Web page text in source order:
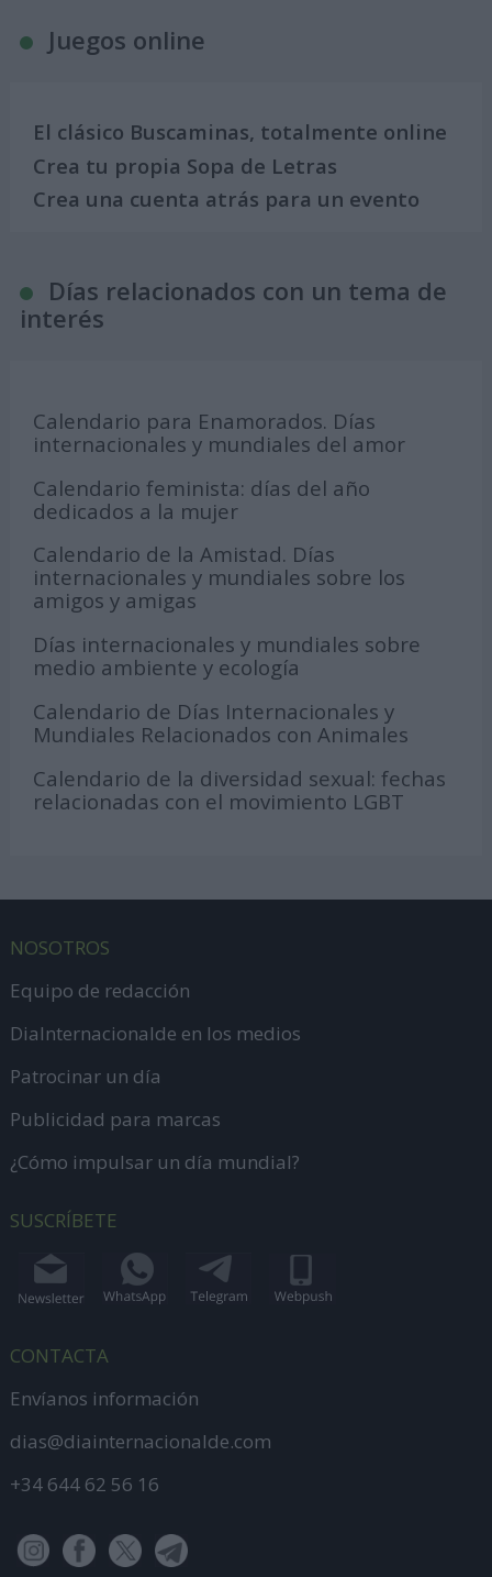
Juegos online
El clásico Buscaminas, totalmente online
Crea tu propia Sopa de Letras
Crea una cuenta atrás para un evento
Días relacionados con un tema de
interés
Calendario para Enamorados. Días
internacionales y mundiales del amor
Calendario feminista: días del año
dedicados a la mujer
Calendario de la Amistad. Días
internacionales y mundiales sobre los
amigos y amigas
Días internacionales y mundiales sobre
medio ambiente y ecología
Calendario de Días Internacionales y
Mundiales Relacionados con Animales
Calendario de la diversidad sexual: fechas
relacionadas con el movimiento LGBT
NOSOTROS
Equipo de redacción
DiaInternacionalde en los medios
Patrocinar un día
Publicidad para marcas
¿Cómo impulsar un día mundial?
SUSCRÍBETE
CONTACTA
Envíanos información
dias@diainternacionalde.com
+34 644 62 56 16